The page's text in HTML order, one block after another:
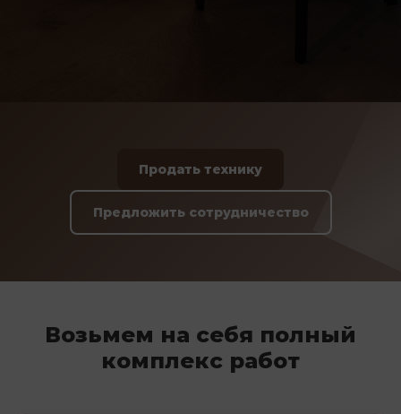
Продать технику
Предложить сотрудничество
Возьмем на себя полный
комплекс работ